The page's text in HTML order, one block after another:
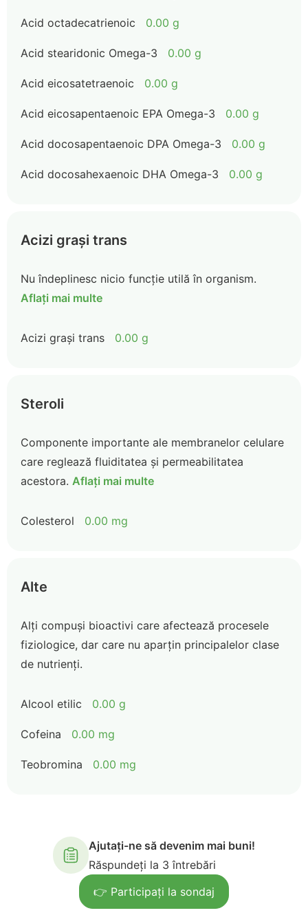
Acid octadecatrienoic 0.00 g
Acid stearidonic Omega-3 0.00 g
Acid eicosatetraenoic 0.00 g
Acid eicosapentaenoic EPA Omega-3 0.00 g
Acid docosapentaenoic DPA Omega-3 0.00 g
Acid docosahexaenoic DHA Omega-3 0.00 g
Acizi grași trans
Nu îndeplinesc nicio funcție utilă în organism.
Aflați mai multe
Acizi grași trans 0.00 g
Steroli
Componente importante ale membranelor celulare
care reglează fluiditatea și permeabilitatea
acestora. Aflați mai multe
Colesterol 0.00 mg
Alte
Alți compuși bioactivi care afectează procesele
fiziologice, dar care nu aparțin principalelor clase
de nutrienți.
Alcool etilic 0.00 g
Cofeina 0.00 mg
Teobromina 0.00 mg
Ajutați-ne să devenim mai buni!
Răspundeți la 3 întrebări
👉 Participați la sondaj